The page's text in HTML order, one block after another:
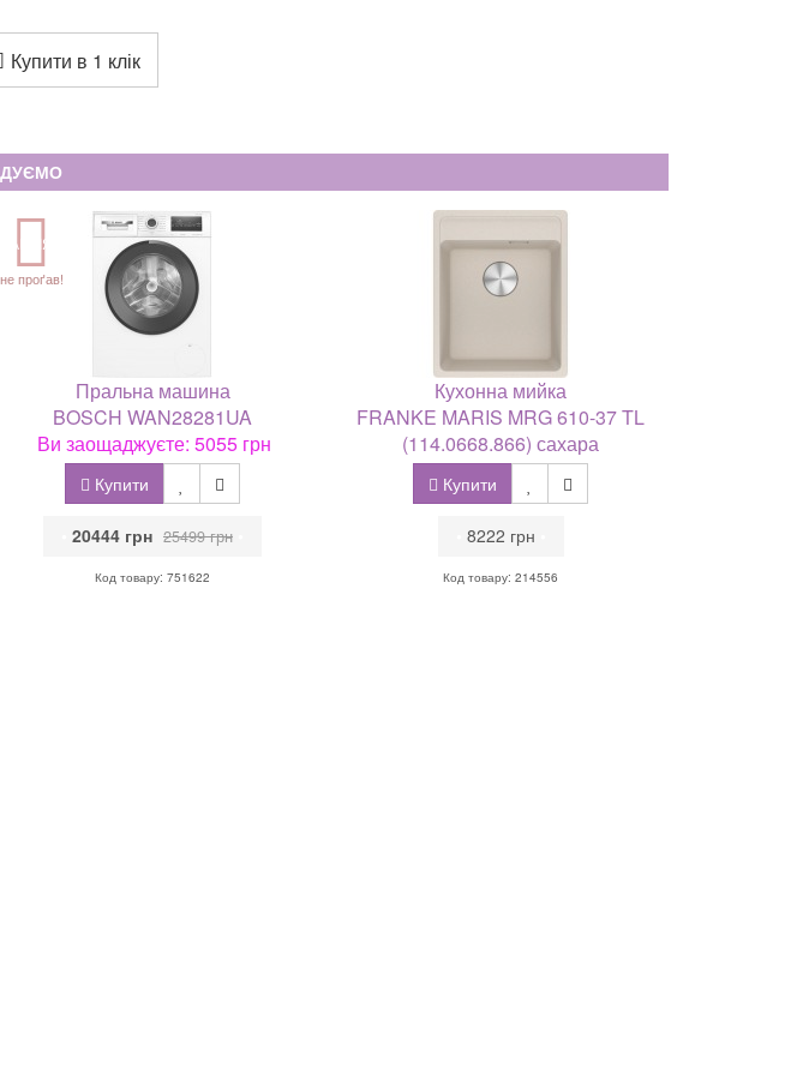
Купити в 1 клік
АКЦІЯ
не проґав!
Пральна машина
BOSCH WAN28281UA
Ви заощаджуєте: 5055 грн
Купити
20444 грн 25499 грн
Код товару: 751622
Кухонна мийка
FRANKE MARIS MRG 610-37 TL
(114.0668.866) сахара
Купити
8222 грн
Код товару: 214556